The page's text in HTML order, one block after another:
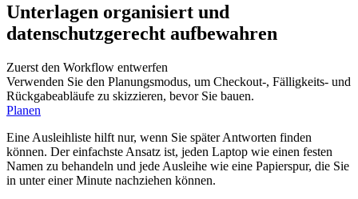
Unterlagen organisiert und
datenschutzgerecht aufbewahren
Zuerst den Workflow entwerfen
Verwenden Sie den Planungsmodus, um Checkout-, Fälligkeits- und
Rückgabeabläufe zu skizzieren, bevor Sie bauen.
Planen
Eine Ausleihliste hilft nur, wenn Sie später Antworten finden
können. Der einfachste Ansatz ist, jeden Laptop wie einen festen
Namen zu behandeln und jede Ausleihe wie eine Papierspur, die Sie
in unter einer Minute nachziehen können.